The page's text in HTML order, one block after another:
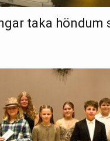
taka höndum